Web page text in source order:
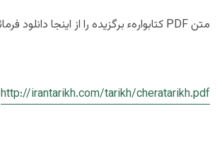
متن PDF کتابوارهء برگزیده را از اینجا دانلود فرمائید:
http://irantarikh.com/tarikh/cheratarikh.pdf